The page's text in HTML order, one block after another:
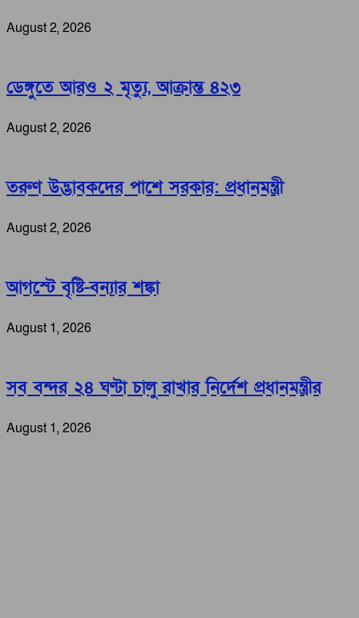
August 2, 2026
ডেঙ্গুতে আরও ২ মৃত্যু, আক্রান্ত ৪২৩
August 2, 2026
তরুণ উদ্ভাবকদের পাশে সরকার: প্রধানমন্ত্রী
August 2, 2026
আগস্টে বৃষ্টি-বন্যার শঙ্কা
August 1, 2026
সব বন্দর ২৪ ঘণ্টা চালু রাখার নির্দেশ প্রধানমন্ত্রীর
August 1, 2026